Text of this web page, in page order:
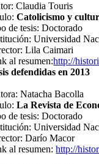
Claudia Touris
Catolicismo y
de tesis: Doctorado
Universidad
Lila Caimari
al resumen:http://
defendidas en 2013
Natacha Bacolla
La Revista de
de tesis: Doctorado
Universidad
Darío Macor
al resumen:http://